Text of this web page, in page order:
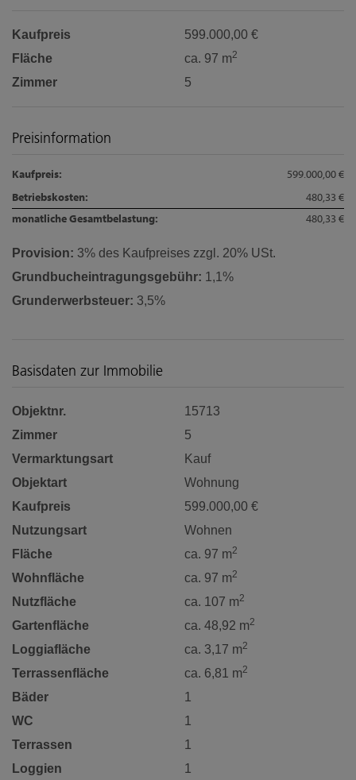
Kaufpreis
599.000,00 €
Fläche
ca. 97 m2
Zimmer 5
Preisinformation
Kaufpreis:
599.000,00 €
Betriebskosten:
480,33 €
monatliche Gesamtbelastung:
480,33 €
Provision: 3% des Kaufpreises zzgl. 20% USt.
Grundbucheintragungsgebühr: 1,1%
Grunderwerbsteuer: 3,5%
Basisdaten zur Immobilie
Objektnr.
15713
Zimmer
5
Vermarktungsart
Kauf
Objektart
Wohnung
Kaufpreis
599.000,00 €
Nutzungsart
Wohnen
Fläche
ca. 97 m2
Wohnfläche ca. 97 m2
Nutzfläche ca. 107 m2
Gartenfläche ca. 48,92 m2
Loggiafläche ca. 3,17 m2
Terrassenfläche ca. 6,81 m2
Bäder
1
WC
1
Terrassen
1
Loggien
1